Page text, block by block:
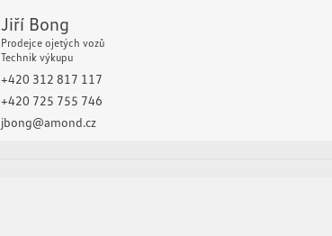
Jiří Bong
Prodejce ojetých vozů
Technik výkupu
+420 312 817 117
+420 725 755 746
jbong@amond.cz